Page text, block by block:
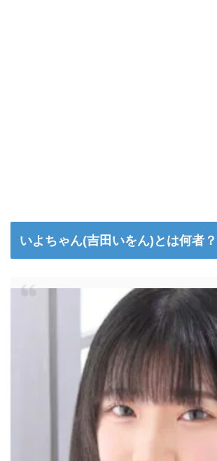
いよちゃん(吉田いをん)とは何者？